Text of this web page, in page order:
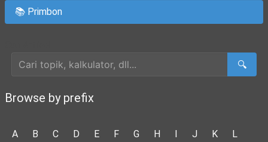
📚 Primbon
🔍
Browse by prefix
A B C D E F G H I J K L